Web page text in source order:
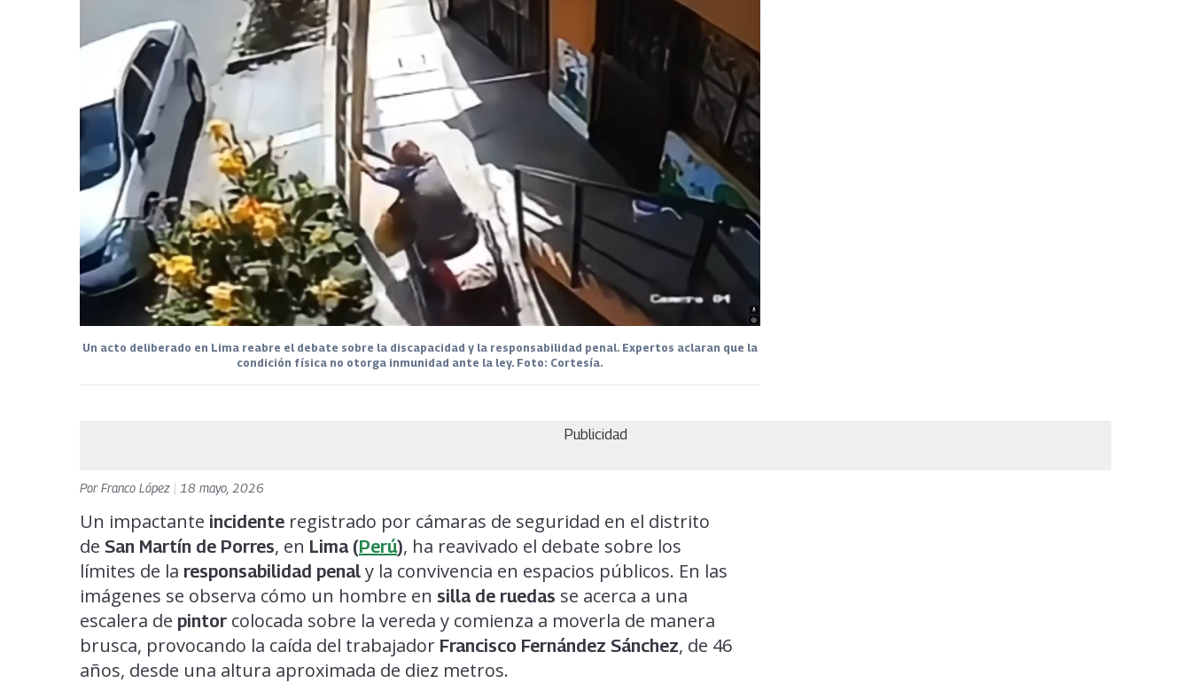
Un acto deliberado en Lima reabre el debate sobre la discapacidad y la responsabilidad penal. Expertos aclaran que la
condición física no otorga inmunidad ante la ley. Foto: Cortesía.
Publicidad
PorFranco López 18 mayo, 2026
Un impactante incidente registrado por cámaras de seguridad en el distrito
de San Martín de Porres, en Lima (Perú), ha reavivado el debate sobre los
límites de la responsabilidad penal y la convivencia en espacios públicos. En las
imágenes se observa cómo un hombre en silla de ruedas se acerca a una
escalera de pintor colocada sobre la vereda y comienza a moverla de manera
brusca, provocando la caída del trabajador Francisco Fernández Sánchez, de 46
años, desde una altura aproximada de diez metros.